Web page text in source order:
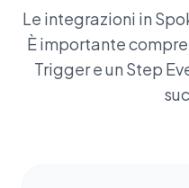
Le integrazioni in
È importante
Trigger e un Step